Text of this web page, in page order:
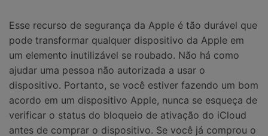
Esse recurso de segurança da Apple é tão durável que
pode transformar qualquer dispositivo da Apple em
um elemento inutilizável se roubado. Não há como
ajudar uma pessoa não autorizada a usar o
dispositivo. Portanto, se você estiver fazendo um bom
acordo em um dispositivo Apple, nunca se esqueça de
verificar o status do bloqueio de ativação do iCloud
antes de comprar o dispositivo. Se você já comprou o